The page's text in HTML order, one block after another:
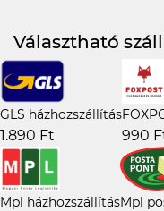
Választható
GLS házhozszállítás
1.890 Ft 990
Mpl házhozszállításMpl